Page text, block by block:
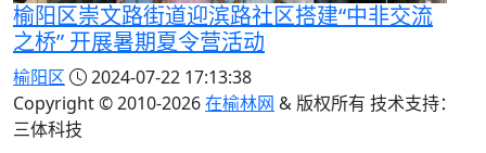
榆阳区崇文路街道迎滨路社区搭建“中非交流
之桥” 开展暑期夏令营活动
榆阳区
2024-07-22 17:13:38
Copyright © 2010-2026在榆林网 & 版权所有 技术支持：
三体科技